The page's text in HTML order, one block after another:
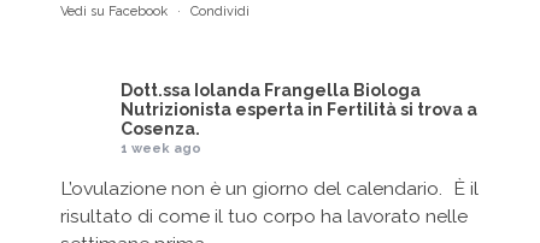
Vedi su Facebook · Condividi
Dott.ssa Iolanda Frangella Biologa
Nutrizionista esperta in Fertilitàsi trova a
Cosenza.
1 week ago
L’ovulazione non è un giorno del calendario. È il
risultato di come il tuo corpo ha lavorato nelle